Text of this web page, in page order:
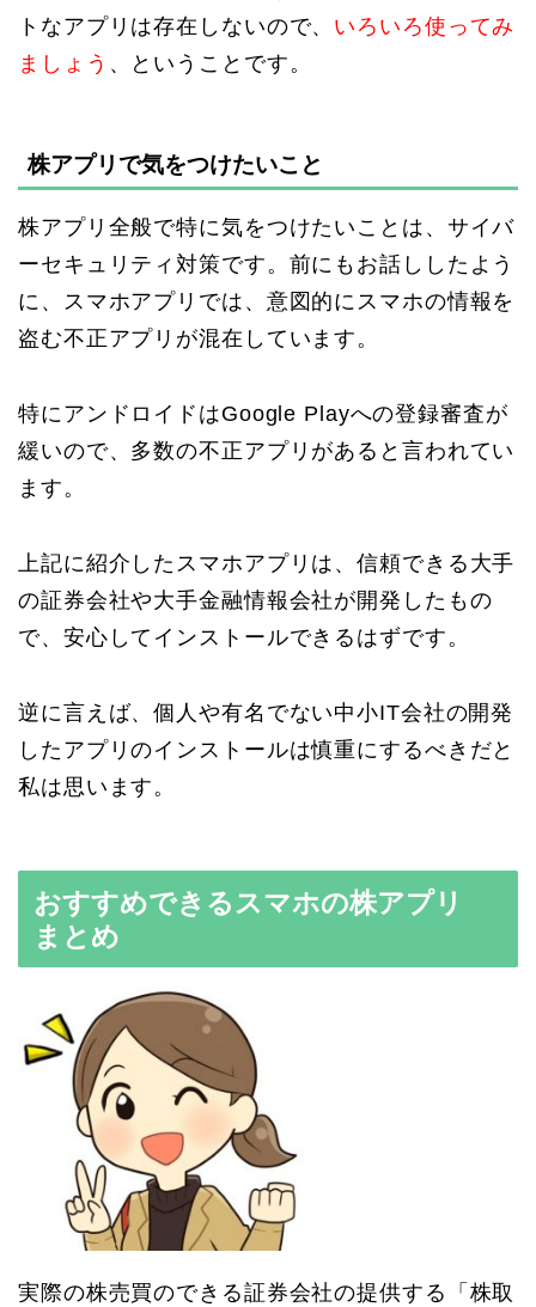
トなアプリは存在しないので、 いろいろ使ってみ
ましょう 、ということです。
株アプリで気をつけたいこと
株アプリ全般で特に気をつけたいことは、サイバ
ーセキュリティ対策です。前にもお話ししたよう
に、スマホアプリでは、意図的にスマホの情報を
盗む不正アプリが混在しています。
特にアンドロイドはGoogle Playへの登録審査が
緩いので、多数の不正アプリがあると言われてい
ます。
上記に紹介したスマホアプリは、信頼できる大手
の証券会社や大手金融情報会社が開発したもの
で、安心してインストールできるはずです。
逆に言えば、個人や有名でない中小IT会社の開発
したアプリのインストールは慎重にするべきだと
私は思います。
おすすめできるスマホの株アプリ
まとめ
実際の株売買のできる証券会社の提供する「株取